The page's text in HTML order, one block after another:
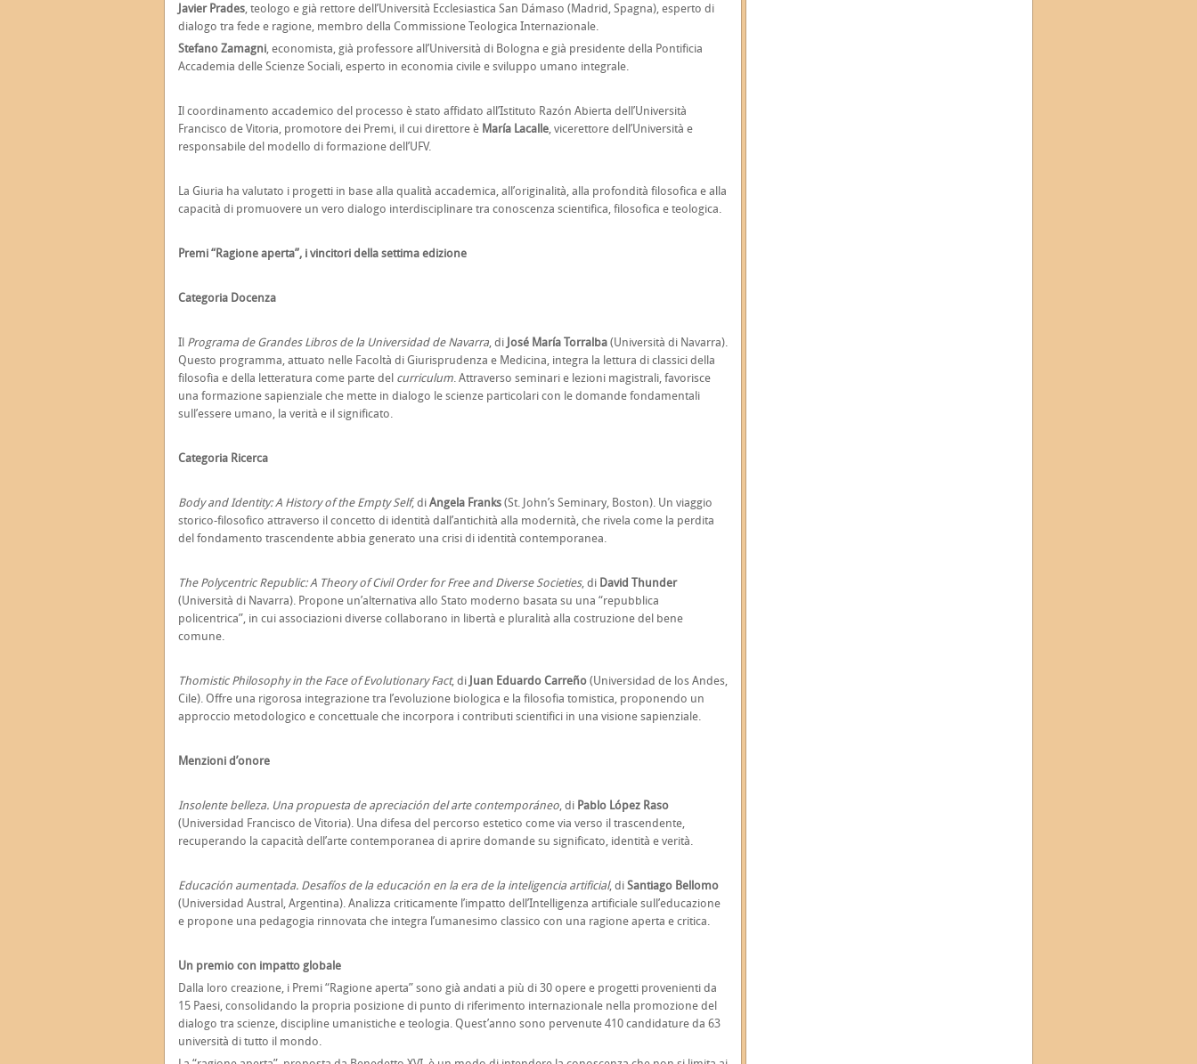
Javier Prades , teologo e già rettore dell’Università Ecclesiastica San Dámaso (Madrid, Spagna), esperto di
dialogo tra fede e ragione, membro della Commissione Teologica Internazionale.
Stefano Zamagni , economista, già professore all’Università di Bologna e già presidente della Pontificia
Accademia delle Scienze Sociali, esperto in economia civile e sviluppo umano integrale.
Il coordinamento accademico del processo è stato affidato all’Istituto Razón Abierta dell’Università
Francisco de Vitoria, promotore dei Premi, il cui direttore è María Lacalle , vicerettore dell’Università e
responsabile del modello di formazione dell’UFV.
La Giuria ha valutato i progetti in base alla qualità accademica, all’originalità, alla profondità filosofica e alla
capacità di promuovere un vero dialogo interdisciplinare tra conoscenza scientifica, filosofica e teologica.
Premi “Ragione aperta”, i vincitori della settima edizione
Categoria Docenza
Il Programa de Grandes Libros de la Universidad de Navarra , di José María Torralba (Università di Navarra).
Questo programma, attuato nelle Facoltà di Giurisprudenza e Medicina, integra la lettura di classici della
filosofia e della letteratura come parte del curriculum . Attraverso seminari e lezioni magistrali, favorisce
una formazione sapienziale che mette in dialogo le scienze particolari con le domande fondamentali
sull’essere umano, la verità e il significato.
Categoria Ricerca
Body and Identity: A History of the Empty Self, di Angela Franks (St. John’s Seminary, Boston). Un viaggio
storico-filosofico attraverso il concetto di identità dall’antichità alla modernità, che rivela come la perdita
del fondamento trascendente abbia generato una crisi di identità contemporanea.
The Polycentric Republic: A Theory of Civil Order for Free and Diverse Societies, di David Thunder
(Università di Navarra). Propone un’alternativa allo Stato moderno basata su una “repubblica
policentrica”, in cui associazioni diverse collaborano in libertà e pluralità alla costruzione del bene
comune.
Thomistic Philosophy in the Face of Evolutionary Fact, di Juan Eduardo Carreño (Universidad de los Andes,
Cile). Offre una rigorosa integrazione tra l’evoluzione biologica e la filosofia tomistica, proponendo un
approccio metodologico e concettuale che incorpora i contributi scientifici in una visione sapienziale.
Menzioni d’onore
Insolente belleza. Una propuesta de apreciación del arte contemporáneo , di Pablo López Raso
(Universidad Francisco de Vitoria). Una difesa del percorso estetico come via verso il trascendente,
recuperando la capacità dell’arte contemporanea di aprire domande su significato, identità e verità.
Educación aumentada. Desafíos de la educación en la era de la inteligencia artificial, di Santiago Bellomo
(Universidad Austral, Argentina). Analizza criticamente l’impatto dell’Intelligenza artificiale sull’educazione
e propone una pedagogia rinnovata che integra l’umanesimo classico con una ragione aperta e critica.
Un premio con impatto globale
Dalla loro creazione, i Premi “Ragione aperta” sono già andati a più di 30 opere e progetti provenienti da
15 Paesi, consolidando la propria posizione di punto di riferimento internazionale nella promozione del
dialogo tra scienze, discipline umanistiche e teologia. Quest’anno sono pervenute 410 candidature da 63
università di tutto il mondo.